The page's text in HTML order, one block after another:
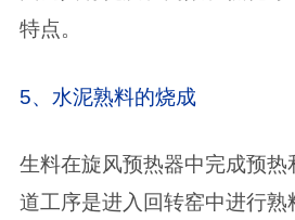
特点。
5、水泥熟料的烧成
生料在旋风预热器中完成预热
道工序是进入回转窑中进行熟